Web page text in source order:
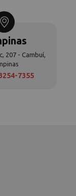
207 - Cambuí,
7355